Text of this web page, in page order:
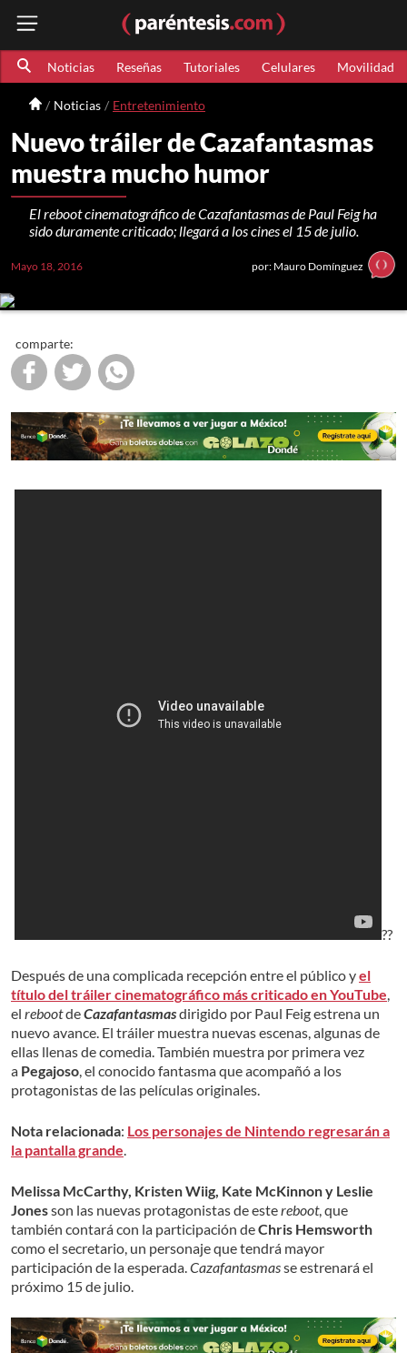
Noticias Reseñas Tutoriales Celulares Movilidad
Noticias Entretenimiento
Nuevo tráiler de Cazafantasmas
muestra mucho humor
El reboot cinematográfico de Cazafantasmas de Paul Feig ha
sido duramente criticado; llegará a los cines el 15 de julio.
Mayo 18, 2016 por: Mauro Domínguez
comparte:
??
Después de una complicada recepción entre el público yel
título del tráiler cinematográfico más criticado en YouTube
el rebootdeCazafantasmasdirigido por Paul Feig estrena un
nuevo avance. El tráiler muestra nuevas escenas, algunas de
ellas llenas de comedia. También muestra por primera vez
a Pegajoso , el conocido fantasma que acompañó a los
protagonistas de las películas originales.
Nota relacionada: Los personajes de Nintendo regresarán a
la pantalla grande
Melissa McCarthy, Kristen Wiig, Kate McKinnon y Leslie
Jonesson las nuevas protagonistas de estereboot, que
también contará con la participación deChris Hemsworth
como el secretario, un personaje que tendrá mayor
participación de la esperada. Cazafantasmasse estrenará el
próximo 15 de julio.